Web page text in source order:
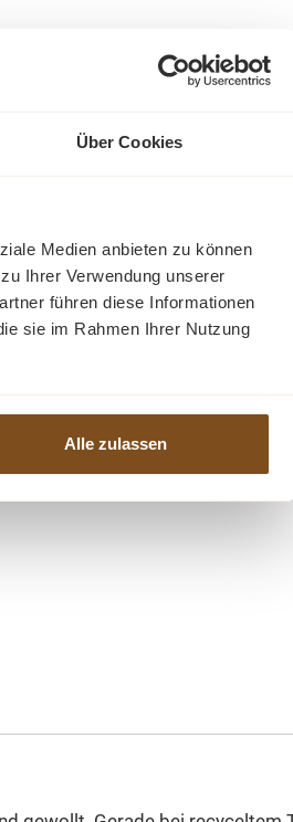
Über Cookies
Medien anbieten zu können
Ihrer Verwendung unserer
führen diese Informationen
sie im Rahmen Ihrer Nutzung
Alle zulassen